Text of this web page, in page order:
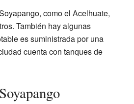
como el Acelhuate,
También hay algunas
es suministrada por una
cuenta con tanques de